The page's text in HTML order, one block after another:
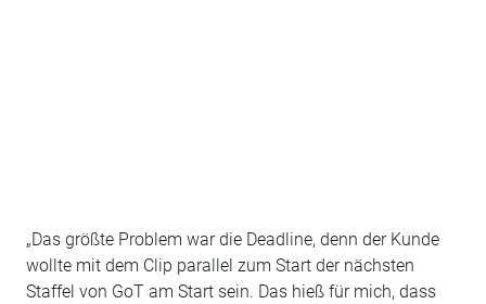
„Das größte Problem war die Deadline, denn der Kunde
wollte mit dem Clip parallel zum Start der nächsten
Staffel von GoT am Start sein. Das hieß für mich, dass